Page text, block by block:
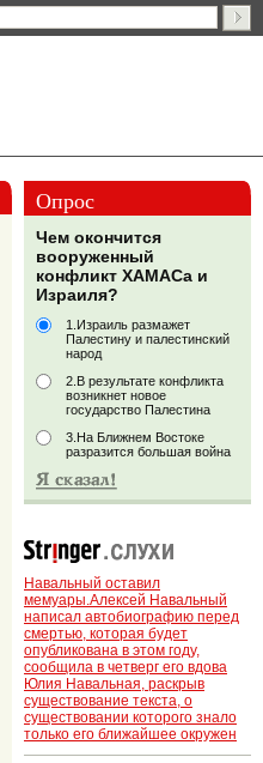
Опрос
Чем окончится
вооруженный
конфликт ХАМАСа и
Израиля?
1.Израиль размажет
Палестину и палестинский
народ
2.В результате конфликта
возникнет новое
государство Палестина
3.На Ближнем Востоке
разразится большая война
Навальный оставил
мемуары.Алексей Навальный
написал автобиографию перед
смертью, которая будет
опубликована в этом году,
сообщила в четверг его вдова
Юлия Навальная, раскрыв
существование текста, о
существовании которого знало
только его ближайшее окружен